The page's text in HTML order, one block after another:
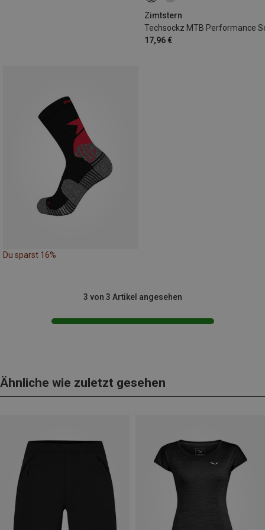
Zimtstern
17,96 €
Du sparst 16%
3 von 3 Artikel angesehen
Ähnliche wie zuletzt gesehen